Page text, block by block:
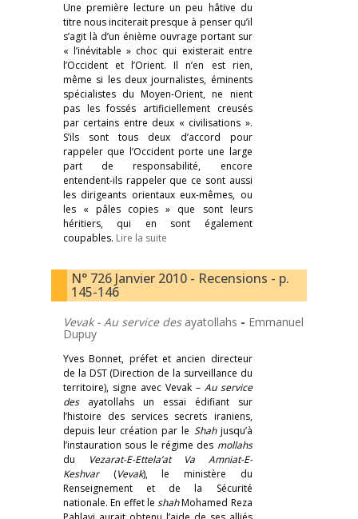
Une première lecture un peu hâtive du
titre nous inciterait presque à penser qu’il
s’agit là d’un énième ouvrage portant sur
« l’inévitable » choc qui existerait entre
l’Occident et l’Orient. Il n’en est rien,
même si les deux journalistes, éminents
spécialistes du Moyen-Orient, ne nient
pas les fossés artificiellement creusés
par certains entre deux « civilisations ».
S’ils sont tous deux d’accord pour
rappeler que l’Occident porte une large
part de responsabilité, encore
entendent-ils rappeler que ce sont aussi
les dirigeants orientaux eux-mêmes, ou
les « pâles copies » que sont leurs
héritiers, qui en sont également
coupables. Lire la suite
N° 726 Janvier 2010 - Recensions - p.
145-146
Vevak - Au service desayatollahs - Emmanuel
Dupuy
Yves Bonnet, préfet et ancien directeur
de la DST (Direction de la surveillance du
territoire), signe avec Vevak – Au service
des ayatollahs un essai édifiant sur
l’histoire des services secrets iraniens,
depuis leur création par le Shah jusqu’à
l’instauration sous le régime des mollahs
du
Vezarat-E-Ettela’at Va Amniat-E-
Keshvar (Vevak), le ministère du
Renseignement et de la Sécurité
nationale. En effet leshahMohamed Reza